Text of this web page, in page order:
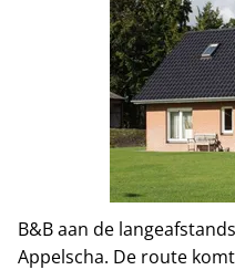
B&B aan de
Appelscha. De route